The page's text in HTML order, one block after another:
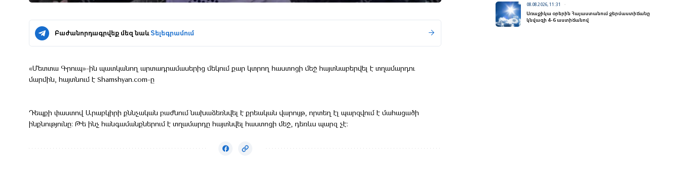
Բաժանորդագրվեք մեզ նաևՏելեգրամում
«Մետտա Գրուպ»-ին պատկանող արտադրամասերից մեկում քար կտրող հաստոցի մեջ հայտնաբերվել է տղամարդու
մարմին, հայտնում է Shamshyan.com-ը
Դեպքի փաստով Արաբկիրի քննչական բաժնում նախաձեռնվել է քրեական վարույթ, որտեղ էլ պարզվում է մահացածի
ինքնությունը: Թե ինչ հանգամանքներում է տղամարդը հայտնվել հաստոցի մեջ, դեռևս պարզ չէ։
08.08.2026, 11:31
Առաջիկա օրերին Հայաստանում ջերմաստիճանը
կնվազի 4-6 աստիճանով